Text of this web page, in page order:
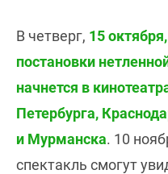
В четверг, 15
постановки
начнется в
Петербурга,
и Мурманска. 10
спектакль смогут